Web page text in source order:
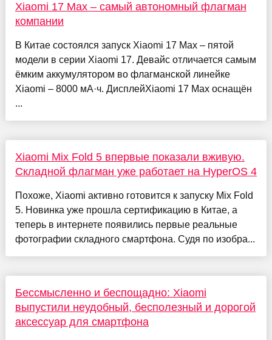
Xiaomi 17 Max – самый автономный флагман
компании
В Китае состоялся запуск Xiaomi 17 Max – пятой
модели в серии Xiaomi 17. Девайс отличается самым
ёмким аккумулятором во флагманской линейке
Xiaomi – 8000 мА·ч. ДисплейXiaomi 17 Max оснащён
...
Xiaomi Mix Fold 5 впервые показали вживую.
Складной флагман уже работает на HyperOS 4
Похоже, Xiaomi активно готовится к запуску Mix Fold
5. Новинка уже прошла сертификацию в Китае, а
теперь в интернете появились первые реальные
фотографии складного смартфона. Судя по изобра...
Бессмысленно и беспощадно: Xiaomi
выпустили неудобный, бесполезный и дорогой
аксессуар для смартфона